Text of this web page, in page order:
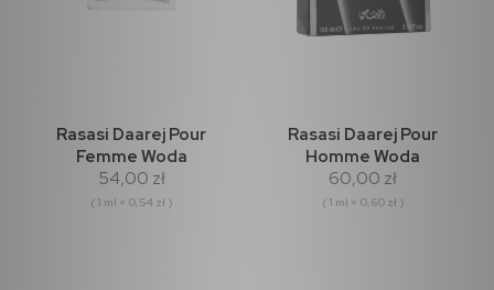
Rasasi Daarej Pour
Femme Woda
perfumowana 100ml
54,00 zł
( 1 ml = 0,54 zł )
Rasasi Daarej Pour
Homme Woda
Perfumowana 100ml
60,00 zł
( 1 ml = 0,60 zł )